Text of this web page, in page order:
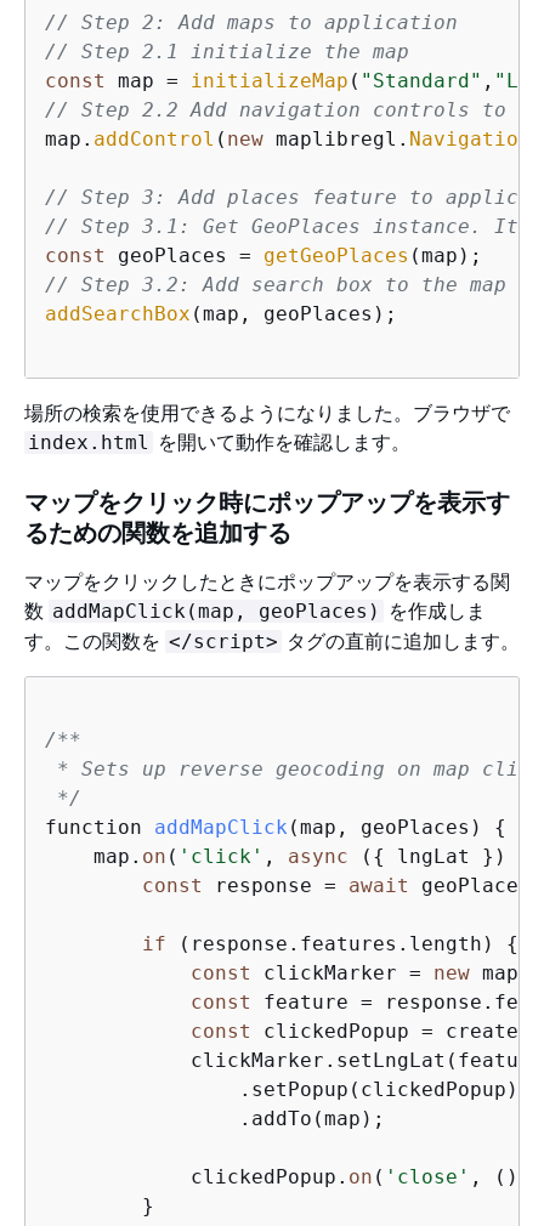
// Step 2: Add maps to application
// Step 2.1 initialize the map
const
map = initializeMap ( "Standard" ,
// Step 2.2 Add navigation controls to
map. addControl ( new maplibregl.
// Step 3: Add places feature to
// Step 3.1: Get GeoPlaces instance. It
const
geoPlaces = getGeoPlaces
// Step 3.2: Add search box to the map
addSearchBox (map, geoPlaces);
場所の検索を使用できるようになりました。ブラウザで
index.html を開いて動作を確認します。
マップをクリック時にポップアップを表示す
るための関数を追加する
マップをクリックしたときにポップアップを表示する関
数 addMapClick(map, geoPlaces)
を作成しま
す。この関数を </script> タグの直前に追加します。
/**
* Sets up reverse geocoding on map
*/
function addMapClick (map, geoPlaces )
{
    map.
on ( 'click' , async ( {
lngLat })
const
response = await
if (response.features.length) {
const
clickMarker = new
const
feature =
const
clickedPopup =
            clickedPopup.
on ( 'close' , ()
        }